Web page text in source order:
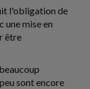
l'obligation de
une mise en
être
sont encore